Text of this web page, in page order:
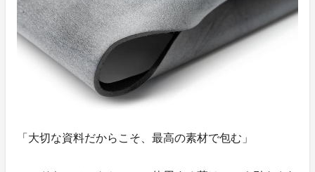
「大切な資料だからこそ、最高の素材で包む」